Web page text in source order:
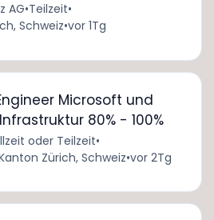
AG•Teilzeit•
Schweiz•vor 1Tg
Microsoft und
80% - 100%
oder Teilzeit•
Zürich, Schweiz•vor 2Tg